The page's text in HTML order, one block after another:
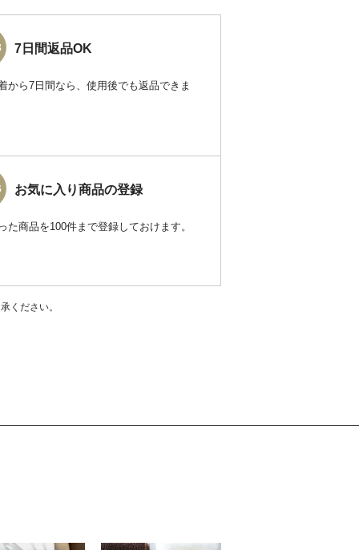
7日間返品OK
から7日間なら、使用後でも返品できま
お気に入り商品の登録
た商品を100件まで登録しておけます。
ください。